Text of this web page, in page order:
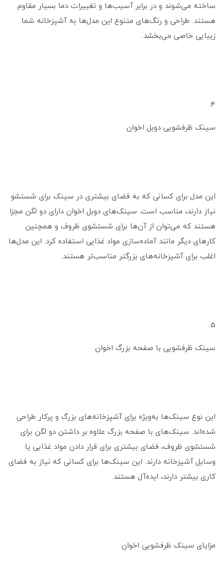
ساخته می‌شوند و در برابر آسیب‌ها و تغییرات دما بسیار مقاوم
هستند. طراحی و رنگ‌های متنوع این مدل‌ها به آشپزخانه شما
زیبایی خاصی می‌بخشد.
4.
سینک ظرفشویی دوبل اخوان
این مدل برای کسانی که به فضای بیشتری در سینک برای شستشو
نیاز دارند، مناسب است. سینک‌های دوبل اخوان دارای دو لگن مجزا
هستند که می‌توان از آن‌ها برای شستشوی ظروف و همچنین
کارهای دیگر مانند آماده‌سازی مواد غذایی استفاده کرد. این مدل‌ها
اغلب برای آشپزخانه‌های بزرگتر مناسب‌تر هستند.
5.
سینک ظرفشویی با صفحه بزرگ اخوان
این نوع سینک‌ها به‌ویژه برای آشپزخانه‌های بزرگ و پرکار طراحی
شده‌اند. سینک‌های با صفحه بزرگ علاوه بر داشتن دو لگن برای
شستشوی ظروف، فضای بیشتری برای قرار دادن مواد غذایی یا
وسایل آشپزخانه دارند. این سینک‌ها برای کسانی که نیاز به فضای
کاری بیشتر دارند، ایده‌آل هستند.
مزایای سینک ظرفشویی اخوان